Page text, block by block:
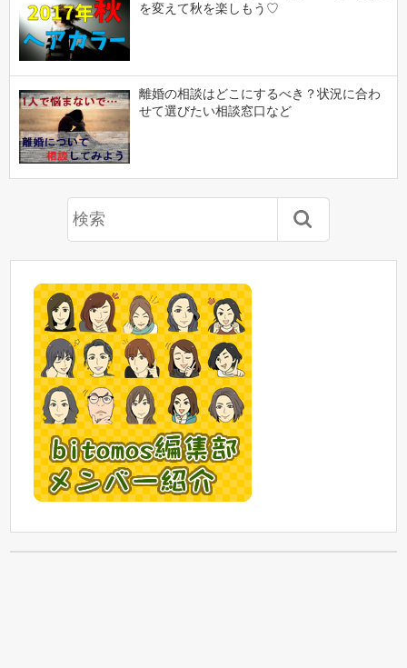
を変えて秋を楽しもう♡
離婚の相談はどこにするべき？状況に合わ
せて選びたい相談窓口など